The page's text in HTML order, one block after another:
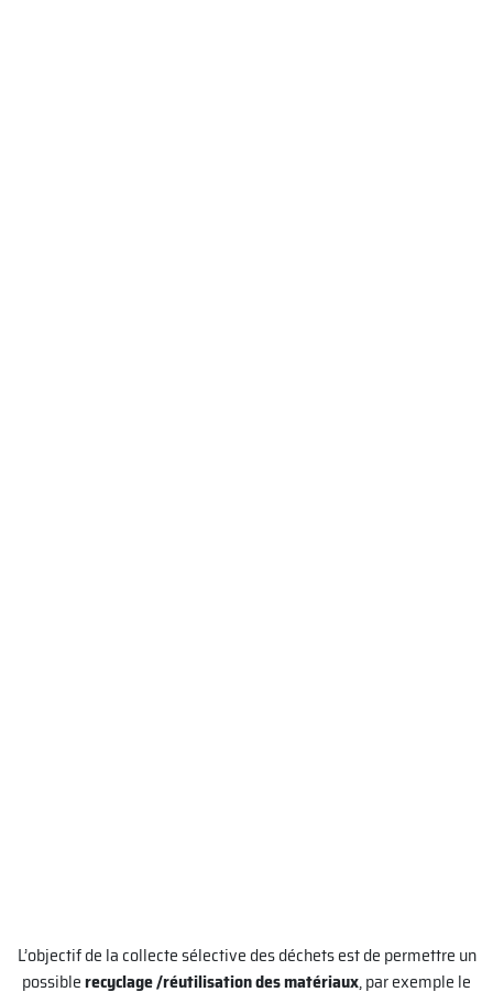
L’objectif de la collecte sélective des déchets est de permettre un
possiblerecyclage /réutilisation des matériaux, par exemple le